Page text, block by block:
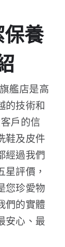
養
艦店是高
的技術和
戶的信
鞋及皮件
經過我們
評價，
您珍愛物
們的實體
安心、最